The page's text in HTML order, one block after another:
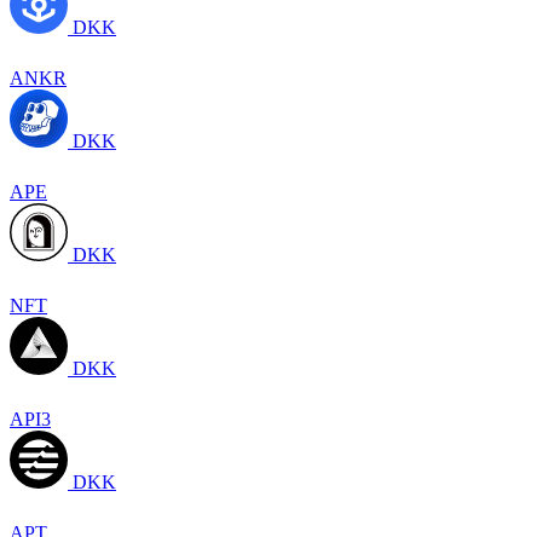
DKK
ANKR
DKK
APE
DKK
NFT
DKK
API3
DKK
APT